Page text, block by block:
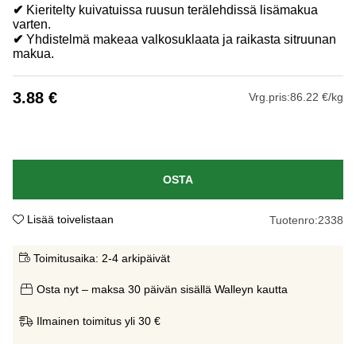
✔ Kieritelty kuivatuissa ruusun terälehdissä lisämakua
varten.
✔ Yhdistelmä makeaa valkosuklaata ja raikasta sitruunan
makua.
3.88 € Vrg.pris:86.22 €/kg
OSTA
Lisää toivelistaan Tuotenro:2338
Toimitusaika: 2-4 arkipäivät
Osta nyt – maksa 30 päivän sisällä Walleyn kautta
Ilmainen toimitus yli 30 €